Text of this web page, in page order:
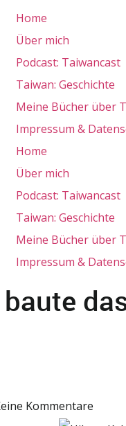
Home
Über mich
Podcast: Taiwancast
Taiwan: Geschichte
Meine Bücher über
Impressum &
Home
Über mich
Podcast: Taiwancast
Taiwan: Geschichte
Meine Bücher über
Impressum &
Kommentare